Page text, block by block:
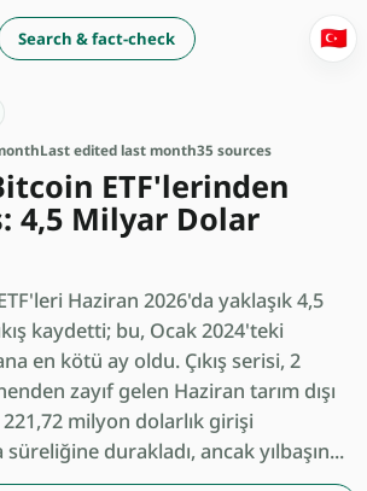
Search & fact-check 🇹🇷
Last edited last month35 sources
ETF'lerinden
4,5 Milyar Dolar
Haziran 2026'da yaklaşık 4,5
kaydetti; bu, Ocak 2024'teki
en kötü ay oldu. Çıkış serisi, 2
zayıf gelen Haziran tarım dışı
milyon dolarlık girişi
durakladı, ancak yılbaşın...